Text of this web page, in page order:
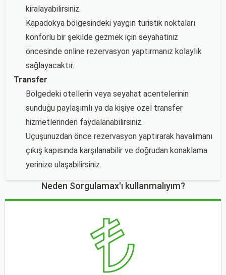
kiralayabilirsiniz.
Kapadokya bölgesindeki yaygın turistik noktaları
konforlu bir şekilde gezmek için seyahatiniz
öncesinde online rezervasyon yaptırmanız kolaylık
sağlayacaktır.
Transfer
Bölgedeki otellerin veya seyahat acentelerinin
sunduğu paylaşımlı ya da kişiye özel transfer
hizmetlerinden faydalanabilirsiniz.
Uçuşunuzdan önce rezervasyon yaptırarak havalimanı
çıkış kapısında karşılanabilir ve doğrudan konaklama
yerinize ulaşabilirsiniz.
Neden Sorgulamax'ı kullanmalıyım?